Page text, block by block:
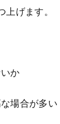
げます。
か
場合が多い